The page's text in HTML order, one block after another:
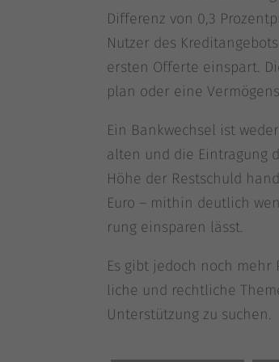
Dif­fe­renz von 0,3
Nut­zer des
ers­ten Offer­te ein­spart.
plan oder eine
Ein Bank­wech­sel ist
alten und die Ein­tra­gung
Höhe der Rest­schuld
Euro – mit­hin deut­lich
rung ein­spa­ren lässt.
Es gibt jedoch noch
li­che und recht­li­che
Unter­stüt­zung zu suchen.